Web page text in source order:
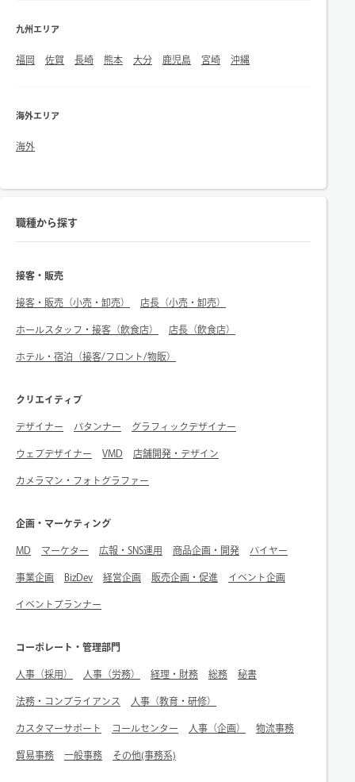
九州エリア
福岡 佐賀 長崎 熊本 大分 鹿児島 宮崎 沖縄
海外エリア
海外
職種から探す
接客・販売
接客・販売（小売・卸売） 店長（小売・卸売）
ホールスタッフ・接客（飲食店） 店長（飲食店）
ホテル・宿泊（接客/フロント/物販）
クリエイティブ
デザイナー パタンナー グラフィックデザイナー
ウェブデザイナー VMD 店舗開発・デザイン
カメラマン・フォトグラファー
企画・マーケティング
MD マーケター 広報・SNS運用 商品企画・開発 バイヤー
事業企画 BizDev 経営企画 販売企画・促進 イベント企画
イベントプランナー
コーポレート・管理部門
人事（採用） 人事（労務） 経理・財務 総務 秘書
法務・コンプライアンス 人事（教育・研修）
カスタマーサポート コールセンター 人事（企画） 物流事務
貿易事務 一般事務 その他(事務系)